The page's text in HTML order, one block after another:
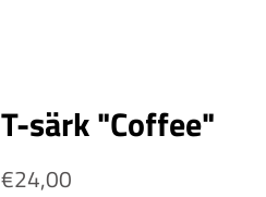
T-särk "Coffee"
Tavahind
€24,00